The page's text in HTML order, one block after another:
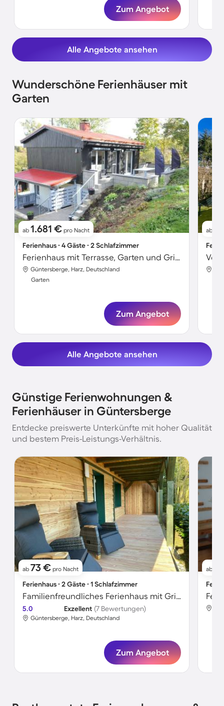
Zum Angebot
Alle Angebote ansehen
Wunderschöne Ferienhäuser mit
Garten
ab 1.681 € pro Nacht
Ferienhaus ∙ 4 Gäste ∙ 2 Schlafzimmer
Ferienhaus mit Terrasse, Garten und Grill | Bergblick | Haustiere erlaubt
Güntersberge, Harz, Deutschland
Garten
Zum Angebot
ab
Alle Angebote ansehen
Günstige Ferienwohnungen &
Ferienhäuser in Güntersberge
Entdecke preiswerte Unterkünfte mit hoher Qualität
und bestem Preis-Leistungs-Verhältnis.
ab 73 € pro Nacht
Ferienhaus ∙ 2 Gäste ∙ 1 Schlafzimmer
Familienfreundliches Ferienhaus mit Grill | Hunde erlaubt
5.0 Exzellent (7 Bewertungen)
Güntersberge, Harz, Deutschland
Zum Angebot
ab